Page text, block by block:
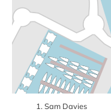
Sam Davies